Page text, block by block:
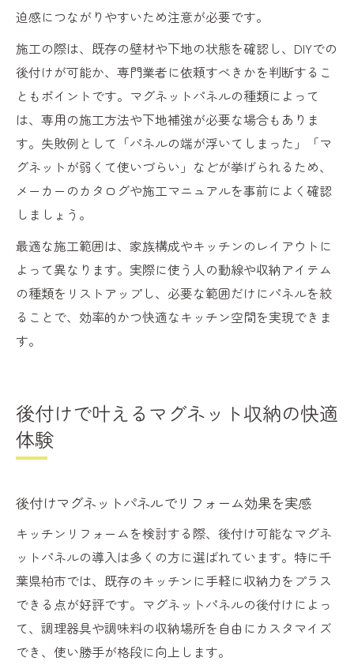
迫感につながりやすいため注意が必要です。
施工の際は、既存の壁材や下地の状態を確認し、DIYでの
後付けが可能か、専門業者に依頼すべきかを判断するこ
ともポイントです。マグネットパネルの種類によって
は、専用の施工方法や下地補強が必要な場合もありま
す。失敗例として「パネルの端が浮いてしまった」「マ
グネットが弱くて使いづらい」などが挙げられるため、
メーカーのカタログや施工マニュアルを事前によく確認
しましょう。
最適な施工範囲は、家族構成やキッチンのレイアウトに
よって異なります。実際に使う人の動線や収納アイテム
の種類をリストアップし、必要な範囲だけにパネルを絞
ることで、効率的かつ快適なキッチン空間を実現できま
す。
後付けで叶えるマグネット収納の快適
体験
後付けマグネットパネルでリフォーム効果を実感
キッチンリフォームを検討する際、後付け可能なマグネ
ットパネルの導入は多くの方に選ばれています。特に千
葉県柏市では、既存のキッチンに手軽に収納力をプラス
できる点が好評です。マグネットパネルの後付けによっ
て、調理器具や調味料の収納場所を自由にカスタマイズ
でき、使い勝手が格段に向上します。